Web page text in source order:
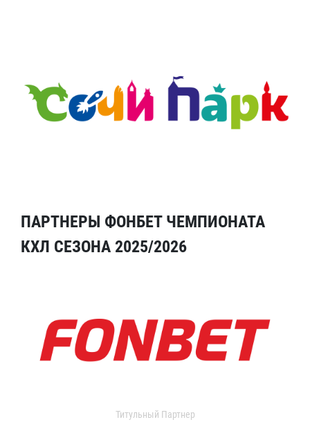
ПАРТНЕРЫ ФОНБЕТ ЧЕМПИОНАТА
КХЛ СЕЗОНА 2025/2026
Титульный Партнер